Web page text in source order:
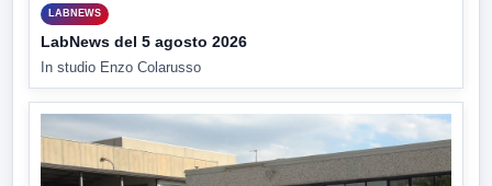
LABNEWS
LabNews del 5 agosto 2026
In studio Enzo Colarusso